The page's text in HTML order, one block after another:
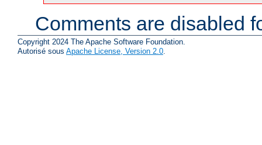
Comments are disabled
Copyright 2024 The Apache Software Foundation.
Autorisé sous Apache License, Version 2.0